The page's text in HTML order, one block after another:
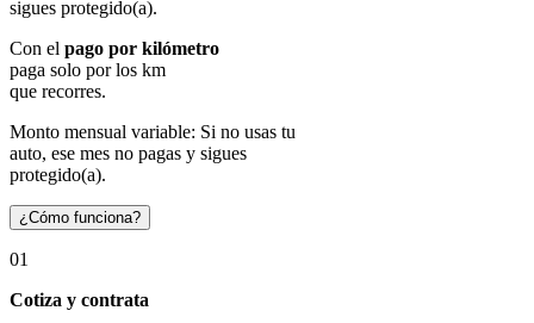
sigues protegido(a).
Con el pago por kilómetro
paga solo por los km
que recorres.
Monto mensual variable: Si no usas tu
auto, ese mes no pagas y sigues
protegido(a).
¿Cómo funciona?
01
Cotiza y contrata